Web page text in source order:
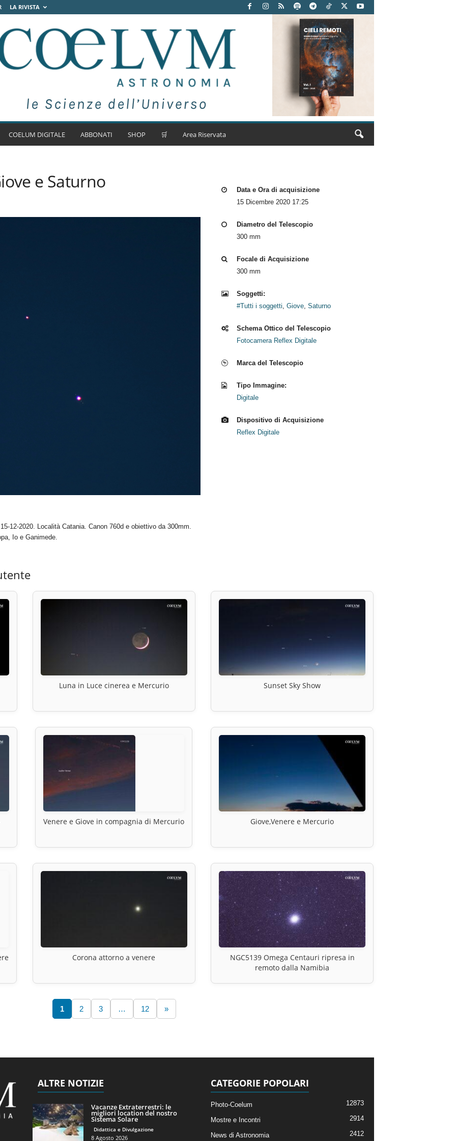
LA RIVISTA
COELUM DIGITALE ABBONATI SHOP 🛒 Area Riservata
e Saturno
12-2020. Località Catania. Canon 760d e obiettivo da 300mm.
Io e Ganimede.
Data e Ora di acquisizione
15 Dicembre 2020 17:25
Diametro del Telescopio
300 mm
Focale di Acquisizione
300 mm
Soggetti:
#Tutti i soggetti, Giove, Saturno
Schema Ottico del Telescopio
Fotocamera Reflex Digitale
Marca del Telescopio
Tipo Immagine:
Digitale
Dispositivo di Acquisizione
Reflex Digitale
Luna in Luce cinerea e Mercurio Sunset Sky Show
Venere e Giove in compagnia di Mercurio Giove,Venere e Mercurio
Corona attorno a venere
NGC5139 Omega Centauri ripresa in
remoto dalla Namibia
1 2 3 … 12 »
ALTRE NOTIZIE
Vacanze Extraterrestri: le
migliori location del nostro
Sistema Solare
Didattica e Divulgazione
8 Agosto 2026
CATEGORIE POPOLARI
Photo-Coelum 12873
Mostre e Incontri 2914
News di Astronomia 2412